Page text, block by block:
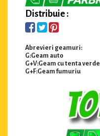
Distribuie :
Abrevieri geamuri:
G:Geam auto
G+V:Geam cu tenta verde
G+F:Geam fumuriu